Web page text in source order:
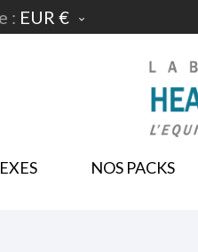
: EUR € 
NOS PACKS